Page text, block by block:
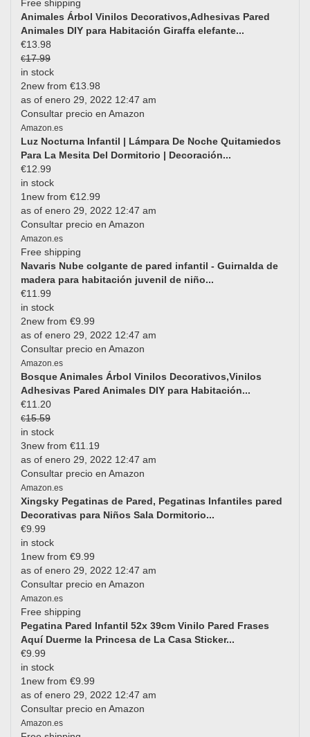
Free shipping
Animales Árbol Vinilos Decorativos,Adhesivas Pared
Animales DIY para Habitación Giraffa elefante...
€13.98
€17.99
in stock
2new from €13.98
as of enero 29, 2022 12:47 am
Consultar precio en Amazon
Amazon.es
Luz Nocturna Infantil | Lámpara De Noche Quitamiedos
Para La Mesita Del Dormitorio | Decoración...
€12.99
in stock
1new from €12.99
as of enero 29, 2022 12:47 am
Consultar precio en Amazon
Amazon.es
Free shipping
Navaris Nube colgante de pared infantil - Guirnalda de
madera para habitación juvenil de niño...
€11.99
in stock
2new from €9.99
as of enero 29, 2022 12:47 am
Consultar precio en Amazon
Amazon.es
Bosque Animales Árbol Vinilos Decorativos,Vinilos
Adhesivas Pared Animales DIY para Habitación...
€11.20
€15.59
in stock
3new from €11.19
as of enero 29, 2022 12:47 am
Consultar precio en Amazon
Amazon.es
Xingsky Pegatinas de Pared, Pegatinas Infantiles pared
Decorativas para Niños Sala Dormitorio...
€9.99
in stock
1new from €9.99
as of enero 29, 2022 12:47 am
Consultar precio en Amazon
Amazon.es
Free shipping
Pegatina Pared Infantil 52x 39cm Vinilo Pared Frases
Aquí Duerme la Princesa de La Casa Sticker...
€9.99
in stock
1new from €9.99
as of enero 29, 2022 12:47 am
Consultar precio en Amazon
Amazon.es